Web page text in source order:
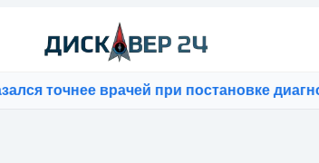
врачей при постановке диагнозов по